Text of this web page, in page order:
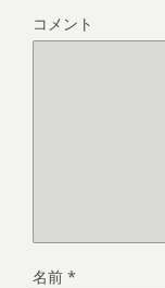
コメント
名前 *